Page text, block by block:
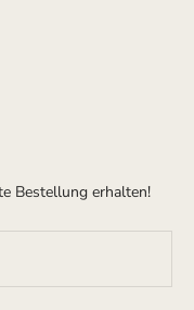
Bestellung erhalten!